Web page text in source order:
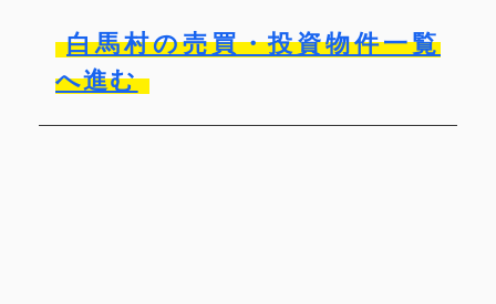
白馬村の売買・投資物件一覧
へ進む